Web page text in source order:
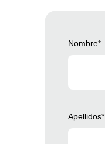
Nombre*
Apellidos*